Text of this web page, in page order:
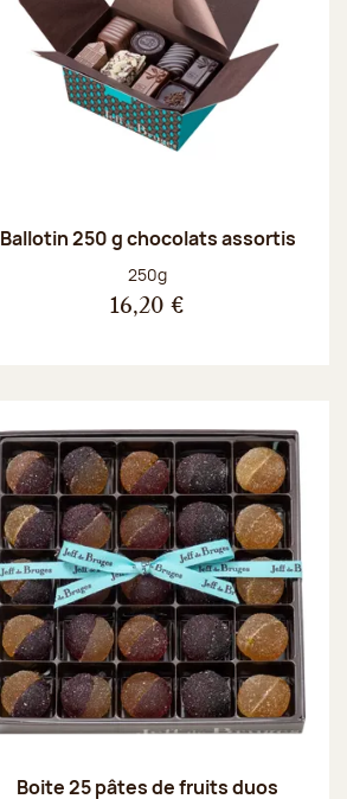
Ballotin 250 g chocolats assortis
Poids net :
250g
16,20 €
Boite 25 pâtes de fruits duos